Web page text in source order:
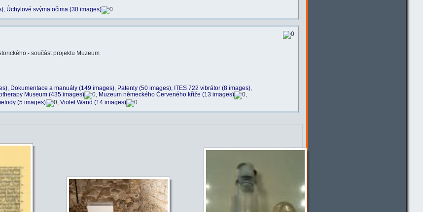
, Úchylové svýma očima (30 images)
- součást projektu Muzeum
, Dokumentace a manuály (149 images), Patenty (50 images), ITES 722 vibrátor (8 images),
Museum (435 images) , Muzeum německého Červeného kříže (13 images)
,
(5 images) , Violet Wand (14 images)